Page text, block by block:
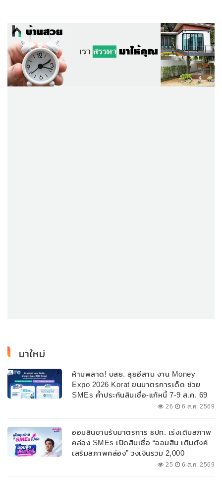
มาใหม่
ห้ามพลาด! บสย. ลุยอีสาน งาน Money
Expo 2026 Korat ขนมาตรการเด็ด ช่วย
SMEs ค้ำประกันสินเชื่อ-แก้หนี้ 7-9 ส.ค. 69
26 6 ส.ค. 2569
ออมสินขานรับมาตรการ ธปท. เร่งเติมสภาพ
คล่อง SMEs เปิดสินเชื่อ “ออมสิน เติมตังค์
เสริมสภาพคล่อง” วงเงินรวม 2,000
ลบ.สนับสนุนเงินทุนหมุนเวียนวงเงินกู้สูงสุด
25 6 ส.ค. 2569